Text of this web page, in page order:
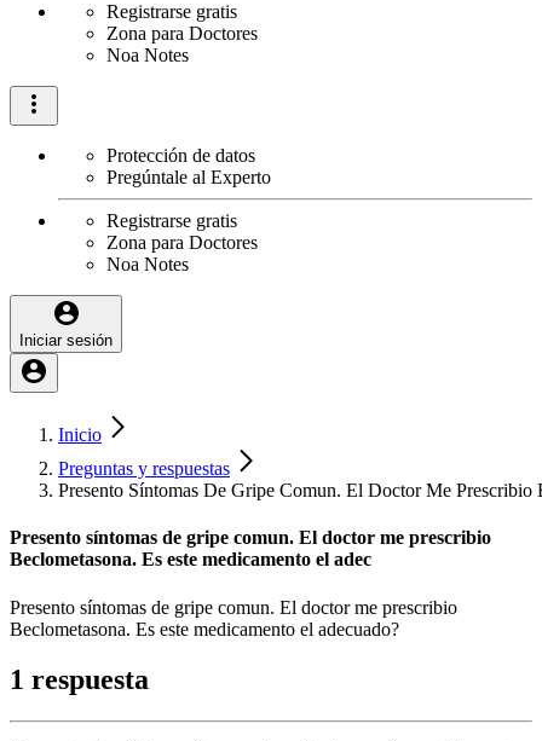
Registrarse gratis
Zona para Doctores
Noa Notes
Protección de datos
Pregúntale al Experto
Registrarse gratis
Zona para Doctores
Noa Notes
Iniciar sesión
Inicio
Preguntas y respuestas
Presento Síntomas De Gripe Comun. El Doctor Me Prescribio
Presento síntomas de gripe comun. El doctor me prescribio
Beclometasona. Es este medicamento el adec
Presento síntomas de gripe comun. El doctor me prescribio
Beclometasona. Es este medicamento el adecuado?
1 respuesta